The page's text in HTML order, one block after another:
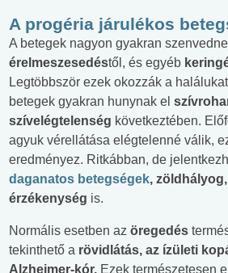
A progéria járulékos
A betegek nagyon gyakran
érelmeszesedéstől, és egyéb
Legtöbbször ezek okozzák a
betegek gyakran hunynak el
szívelégtelenség következtében.
agyuk vérellátása elégtelenné válik,
eredményez. Ritkábban, de
daganatos betegségek, zöldhályog,
érzékenység is.
Normális esetben az öregedés
tekinthető a rövidlátás, az ízületi
Alzheimer-kór. Ezek természetesen